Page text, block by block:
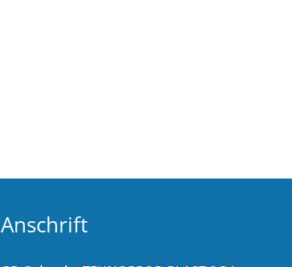
Anschrift